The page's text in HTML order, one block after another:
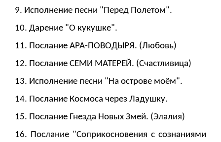
9. Исполнение песни "Перед Полетом".
10. Дарение "О кукушке".
11. Послание АРА-ПОВОДЫРЯ. (Любовь)
12. Послание СЕМИ МАТЕРЕЙ. (Счастливица)
13. Исполнение песни "На острове моём".
14. Послание Космоса через Ладушку.
15. Послание Гнезда Новых Змей. (Элалия)
16. Послание "Соприкосновения с сознаниями